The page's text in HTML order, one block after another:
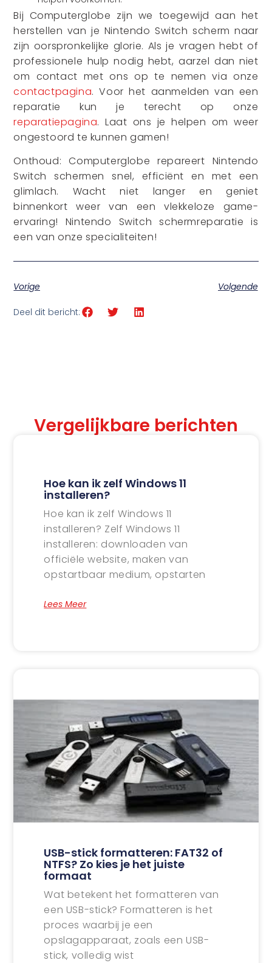
Bij Computerglobe zijn we toegewijd aan het
herstellen van je Nintendo Switch scherm naar
zijn oorspronkelijke glorie. Als je vragen hebt of
professionele hulp nodig hebt, aarzel dan niet
om contact met ons op te nemen via onze
contactpagina. Voor het aanmelden van een
reparatie kun je terecht op onze
reparatiepagina. Laat ons je helpen om weer
ongestoord te kunnen gamen!
Onthoud: Computerglobe repareert Nintendo
Switch schermen snel, efficiënt en met een
glimlach. Wacht niet langer en geniet
binnenkort weer van een vlekkeloze game-
ervaring! Nintendo Switch schermreparatie is
een van onze specialiteiten!
Vorige Volgende
Deel dit bericht:
Vergelijkbare berichten
Hoe kan ik zelf Windows 11
installeren?
Hoe kan ik zelf Windows 11
installeren? Zelf Windows 11
installeren: downloaden van
officiële website, maken van
opstartbaar medium, opstarten
Lees Meer
USB-stick formatteren: FAT32 of
NTFS? Zo kies je het juiste
formaat
Wat betekent het formatteren van
een USB-stick? Formatteren is het
proces waarbij je een
opslagapparaat, zoals een USB-
stick, volledig wist